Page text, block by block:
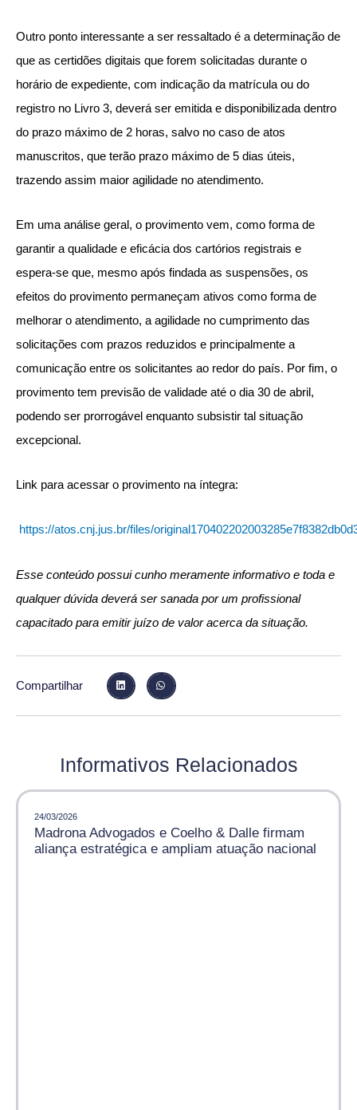
Outro ponto interessante a ser ressaltado é a determinação de
que as certidões digitais que forem solicitadas durante o
horário de expediente, com indicação da matrícula ou do
registro no Livro 3, deverá ser emitida e disponibilizada dentro
do prazo máximo de 2 horas, salvo no caso de atos
manuscritos, que terão prazo máximo de 5 dias úteis,
trazendo assim maior agilidade no atendimento.
Em uma análise geral, o provimento vem, como forma de
garantir a qualidade e eficácia dos cartórios registrais e
espera-se que, mesmo após findada as suspensões, os
efeitos do provimento permaneçam ativos como forma de
melhorar o atendimento, a agilidade no cumprimento das
solicitações com prazos reduzidos e principalmente a
comunicação entre os solicitantes ao redor do país. Por fim, o
provimento tem previsão de validade até o dia 30 de abril,
podendo ser prorrogável enquanto subsistir tal situação
excepcional.
Link para acessar o provimento na íntegra:
https://atos.cnj.jus.br/files/
Esse conteúdo possui cunho meramente informativo e toda e
qualquer dúvida deverá ser sanada por um profissional
capacitado para emitir juízo de valor acerca da situação.
Compartilhar
Informativos Relacionados
24/03/2026
Madrona Advogados e Coelho & Dalle firmam
aliança estratégica e ampliam atuação nacional